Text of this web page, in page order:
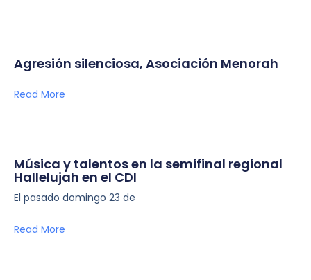
Agresión silenciosa, Asociación Menorah
Read More
Música y talentos en la semifinal regional
Hallelujah en el CDI
El pasado domingo 23 de
Read More